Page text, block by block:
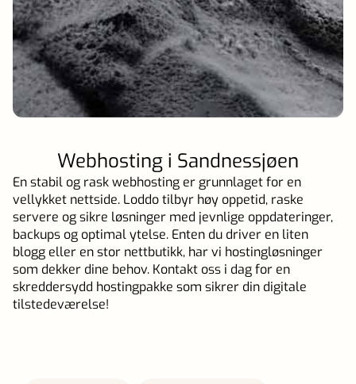
Webhosting i Sandnessjøen
En stabil og rask webhosting er grunnlaget for en
vellykket nettside. Loddo tilbyr høy oppetid, raske
servere og sikre løsninger med jevnlige oppdateringer,
backups og optimal ytelse. Enten du driver en liten
blogg eller en stor nettbutikk, har vi hostingløsninger
som dekker dine behov. Kontakt oss i dag for en
skreddersydd hostingpakke som sikrer din digitale
tilstedeværelse!